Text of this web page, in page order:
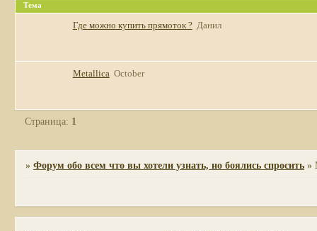
Тема
Где можно купить прямоток ? Данил
Metallica October
Страница: 1
»Форум обо всем что вы хотели узнать, но боялись спросить »